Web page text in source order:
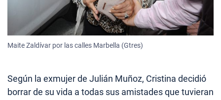
Maite Zaldívar por las calles Marbella (Gtres)
Según la exmujer de Julián Muñoz, Cristina decidió
borrar de su vida a todas sus amistades que tuvieran